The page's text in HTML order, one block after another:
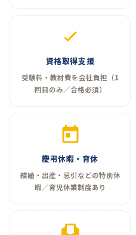
資格取得支援
受験料・教材費を会社負担（1
回目のみ／合格必須）
慶弔休暇・育休
結婚・出産・忌引などの特別休
暇／育児休業制度あり